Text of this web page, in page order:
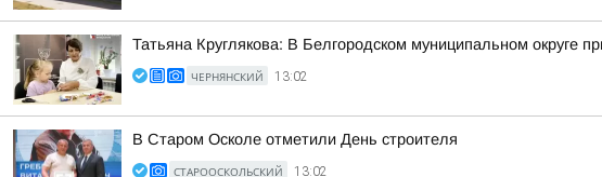
Татьяна Круглякова: В Белгородском муниципальном округе
ЧЕРНЯНСКИЙ 13:02
В Старом Осколе отметили День строителя
СТАРООСКОЛЬСКИЙ 13:02